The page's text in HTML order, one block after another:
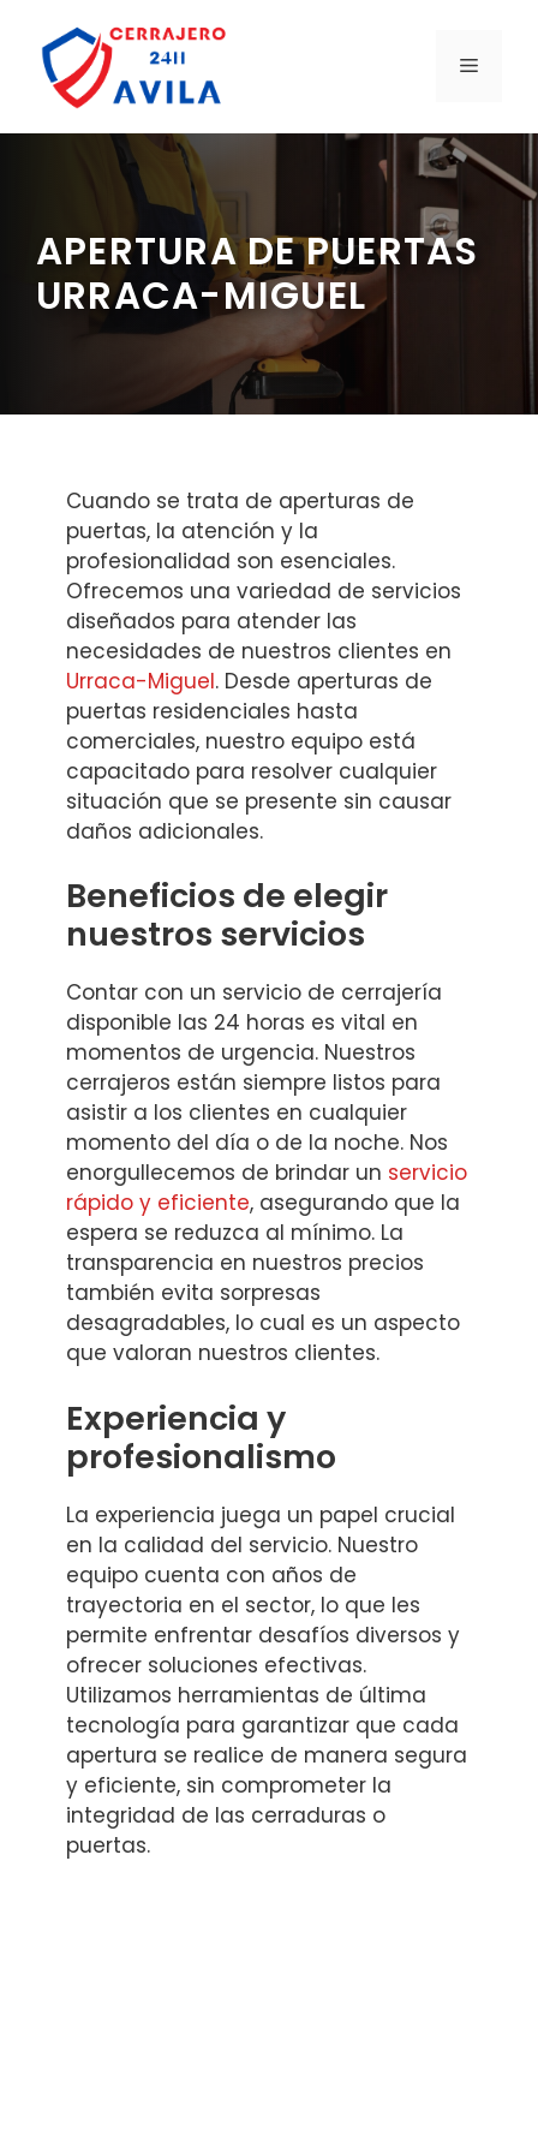
contenido
MENÚ
APERTURA DE PUERTAS
URRACA-MIGUEL
Cuando se trata de aperturas de
puertas, la atención y la
profesionalidad son esenciales.
Ofrecemos una variedad de servicios
diseñados para atender las
necesidades de nuestros clientes en
Urraca-Miguel. Desde aperturas de
puertas residenciales hasta
comerciales, nuestro equipo está
capacitado para resolver cualquier
situación que se presente sin causar
daños adicionales.
Beneficios de elegir
nuestros servicios
Contar con un servicio de cerrajería
disponible las 24 horas es vital en
momentos de urgencia. Nuestros
cerrajeros están siempre listos para
asistir a los clientes en cualquier
momento del día o de la noche. Nos
enorgullecemos de brindar un servicio
rápido y eficiente, asegurando que la
espera se reduzca al mínimo. La
transparencia en nuestros precios
también evita sorpresas
desagradables, lo cual es un aspecto
que valoran nuestros clientes.
Experiencia y
profesionalismo
La experiencia juega un papel crucial
en la calidad del servicio. Nuestro
equipo cuenta con años de
trayectoria en el sector, lo que les
permite enfrentar desafíos diversos y
ofrecer soluciones efectivas.
Utilizamos herramientas de última
tecnología para garantizar que cada
apertura se realice de manera segura
y eficiente, sin comprometer la
integridad de las cerraduras o
puertas.